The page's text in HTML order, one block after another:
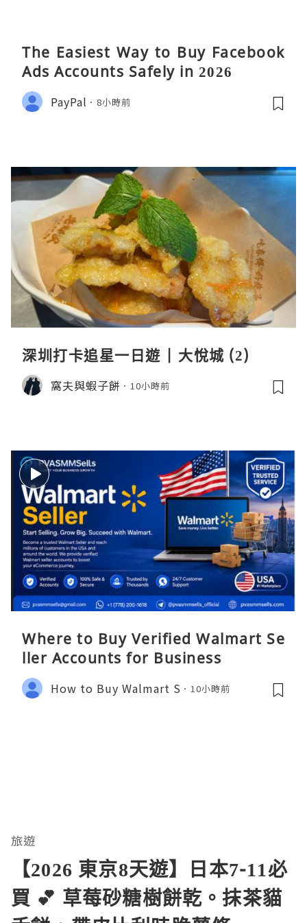
The Easiest Way to Buy Facebook
Ads Accounts Safely in 2026
PayPal 8小時前
深圳打卡追星一日遊 | 大悅城 (2)
窩夫與蝦子餅 10小時前
Where to Buy Verified Walmart Se
ller Accounts for Business
How to Buy Walmart S 10小時前
旅遊
【2026 東京8天遊】日本7-11必
買 💕 草莓砂糖樹餅乾。抹茶貓